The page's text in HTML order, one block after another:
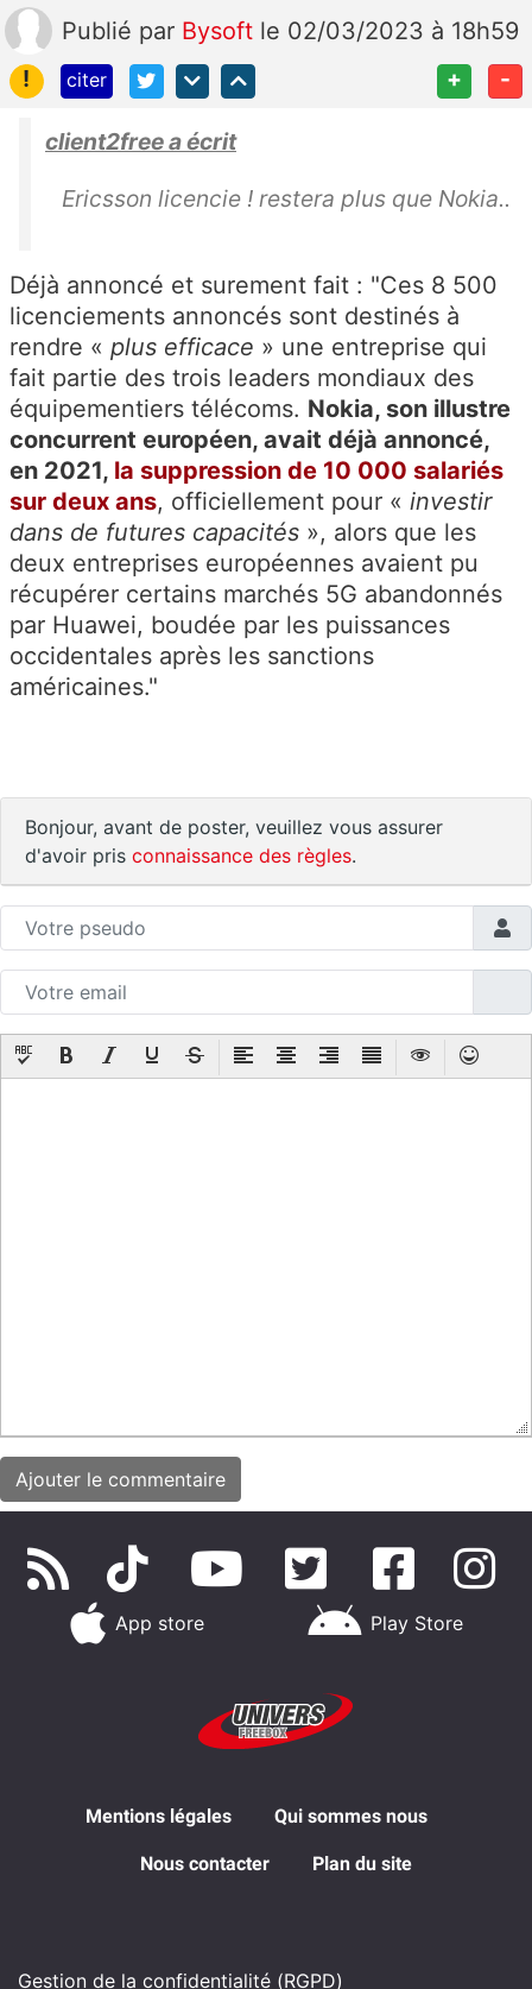
Publié par Bysoft le 02/03/2023 à 18h59
!
citer + -
client2free a écrit
Ericsson licencie ! restera plus que Nokia..
Déjà annoncé et surement fait : "Ces 8 500
licenciements annoncés sont destinés à
rendre « plus efficace » une entreprise qui
fait partie des trois leaders mondiaux des
équipementiers télécoms. Nokia, son illustre
concurrent européen, avait déjà annoncé,
en 2021, la suppression de 10 000 salariés
sur deux ans, officiellement pour « investir
dans de futures capacités », alors que les
deux entreprises européennes avaient pu
récupérer certains marchés 5G abandonnés
par Huawei, boudée par les puissances
occidentales après les sanctions
américaines."
Bonjour, avant de poster, veuillez vous assurer
d'avoir pris connaissance des règles.
App store Play Store
Mentions légales Qui sommes nous
Nous contacter Plan du site
Gestion de la confidentialité (RGPD)